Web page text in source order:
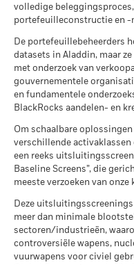
201620172018
End of interactive chart.
Tijdens deze periode
omstandigheden
*Op 30/aug/2022 heeft
beleggingsdoelstelling
2016
Totaalrendement
(%) GBP
Scenario's
Stressscenario
Wat u
Ongunstig
Wat u
Gematigd
Wat u
Gunstig
Wat u
Het stressscenario laat
extreme
per 30/jun/2026
MSCI – Kernwapens
per 30/jun/2026
MSCI – Vuurwapens voor
civiel gebruik
per 30/jun/2026
per 30/jun/2026
MSCI – Overtreders van
Global Compact van de
per 30/jun/2026
MSCI – Ketelkool
per 30/jun/2026
MSCI – Oliezand
per 30/jun/2026
Alle documenten
volledige
portefeuilleconstructie en
De portefeuillebeheerders
datasets in Aladdin, maar
met onderzoek van
gouvernementele
en fundamentele
BlackRocks aandelen- en
Om schaalbare
verschillende
een reeks
Baseline Screens”, die
meeste verzoeken van
Deze
meer dan minimale
sectoren/industrieën,
controversiële wapens,
vuurwapens voor civiel